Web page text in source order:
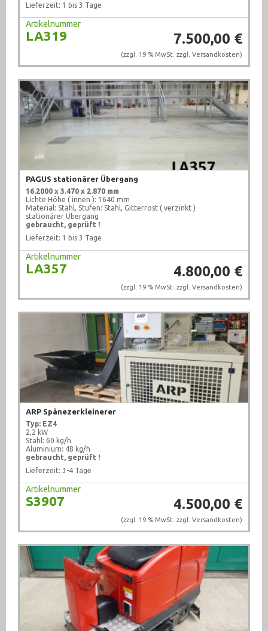
Lieferzeit: 1 bis 3 Tage
Artikelnummer
LA319 7.500,00 €
(zzgl. 19 % MwSt. zzgl. Versandkosten)
PAGUS stationärer Übergang
16.2000 x 3.470 x 2.870 mm
Lichte Höhe ( innen ): 1640 mm
Material: Stahl, Stufen: Stahl, Gitterrost ( verzinkt )
stationärer Übergang
gebraucht, geprüft !
Lieferzeit: 1 bis 3 Tage
Artikelnummer
LA357 4.800,00 €
(zzgl. 19 % MwSt. zzgl. Versandkosten)
ARP Spänezerkleinerer
Typ: EZ4
2,2 kW
Stahl: 60 kg/h
Aluminium: 48 kg/h
gebraucht, geprüft !
Lieferzeit: 3-4 Tage
Artikelnummer
S3907 4.500,00 €
(zzgl. 19 % MwSt. zzgl. Versandkosten)